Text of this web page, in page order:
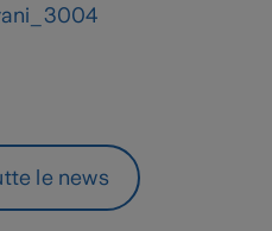
le news